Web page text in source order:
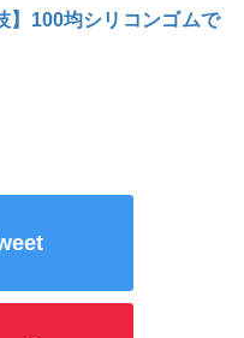
】100均シリコンゴムで